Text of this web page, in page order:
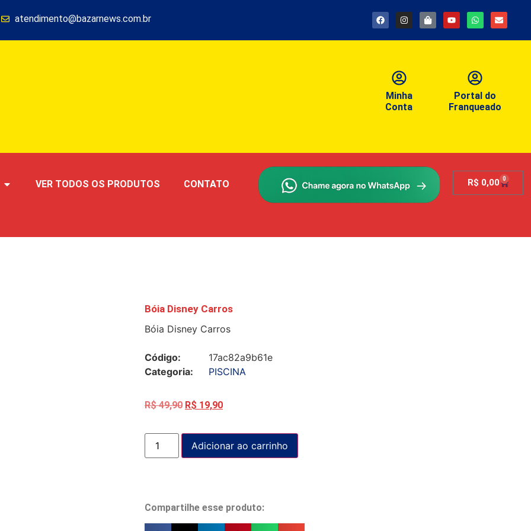
atendimento@bazarnews.com.br
Minha
Conta
Portal do
Franqueado
VER TODOS OS PRODUTOS CONTATO R$ 0,00 0
Bóia Disney Carros
Bóia Disney Carros
Código:
17ac82a9b61e
Categoria:
PISCINA
R$49,90 R$ 19,90
Adicionar ao carrinho
Compartilhe esse produto: